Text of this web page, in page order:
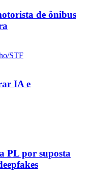
de ônibus
IA e
PL por suposta